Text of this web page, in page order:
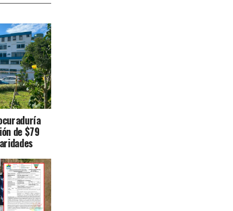
de $79